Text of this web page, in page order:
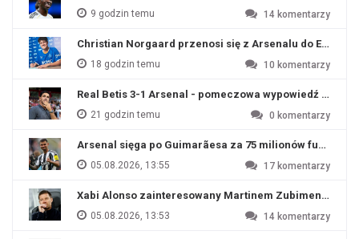
9 godzin temu 14 komentarzy
Christian Norgaard przenosi się z Arsenalu do
18 godzin temu 10 komentarzy
Real Betis 3-1 Arsenal - pomeczowa wypowiedź Artety
21 godzin temu 0 komentarzy
Arsenal sięga po Guimarãesa za 75 milionów funtów
05.08.2026, 13:55 17 komentarzy
Xabi Alonso zainteresowany Martinem Zubimendim
05.08.2026, 13:53 14 komentarzy